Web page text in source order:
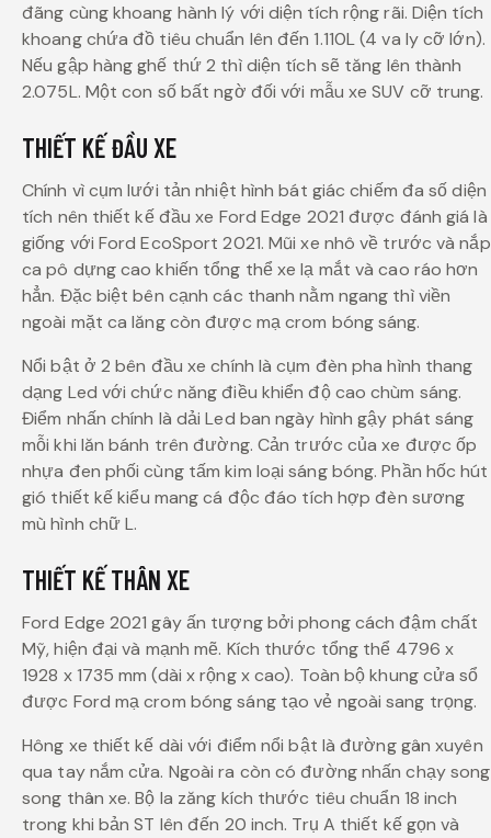
đãng cùng khoang hành lý với diện tích rộng rãi. Diện tích
khoang chứa đồ tiêu chuẩn lên đến 1.110L (4 va ly cỡ lớn).
Nếu gập hàng ghế thứ 2 thì diện tích sẽ tăng lên thành
2.075L. Một con số bất ngờ đối với mẫu xe SUV cỡ trung.
THIẾT KẾ ĐẦU XE
Chính vì cụm lưới tản nhiệt hình bát giác chiếm đa số diện
tích nên thiết kế đầu xe Ford Edge 2021 được đánh giá là
giống với Ford EcoSport 2021. Mũi xe nhô về trước và nắp
ca pô dựng cao khiến tổng thể xe lạ mắt và cao ráo hơn
hẳn. Đặc biệt bên cạnh các thanh nằm ngang thì viền
ngoài mặt ca lăng còn được mạ crom bóng sáng.
Nổi bật ở 2 bên đầu xe chính là cụm đèn pha hình thang
dạng Led với chức năng điều khiển độ cao chùm sáng.
Điểm nhấn chính là dải Led ban ngày hình gậy phát sáng
mỗi khi lăn bánh trên đường. Cản trước của xe được ốp
nhựa đen phối cùng tấm kim loại sáng bóng. Phần hốc hút
gió thiết kế kiểu mang cá độc đáo tích hợp đèn sương
mù hình chữ L.
THIẾT KẾ THÂN XE
Ford Edge 2021 gây ấn tượng bởi phong cách đậm chất
Mỹ, hiện đại và mạnh mẽ. Kích thước tổng thể 4796 x
1928 x 1735 mm (dài x rộng x cao). Toàn bộ khung cửa sổ
được Ford mạ crom bóng sáng tạo vẻ ngoài sang trọng.
Hông xe thiết kế dài với điểm nổi bật là đường gân xuyên
qua tay nắm cửa. Ngoài ra còn có đường nhấn chạy song
song thân xe. Bộ la zăng kích thước tiêu chuẩn 18 inch
trong khi bản ST lên đến 20 inch. Trụ A thiết kế gọn và